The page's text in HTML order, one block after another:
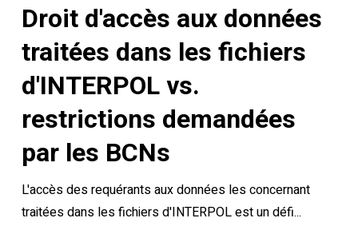
données
traitées
les
fichiers
vs.
restrictions
demandées
Droit d'accès aux données
traitées dans les fichiers
d'INTERPOL vs.
restrictions demandées
par les BCNs
L'accès des requérants aux données les concernant
traitées dans les fichiers d'INTERPOL est un défi...